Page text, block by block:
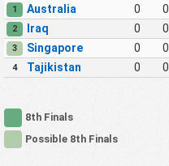
1 Australia 0 0
2 Iraq 0 0
3 Singapore 0 0
4 Tajikistan 0 0
8th Finals
Possible 8th Finals